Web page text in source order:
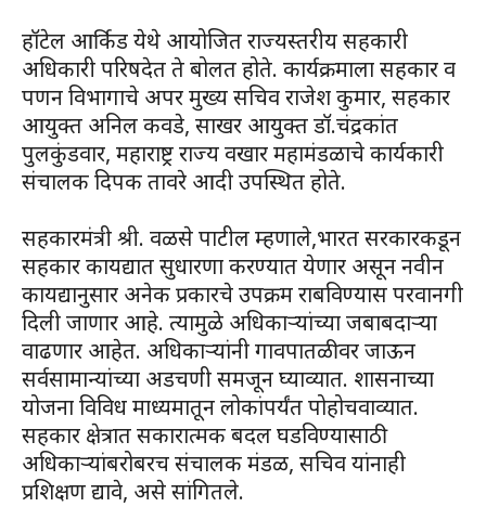
हॉटेल आर्किड येथे आयोजित राज्यस्तरीय सहकारी
अधिकारी परिषदेत ते बोलत होते. कार्यक्रमाला सहकार व
पणन विभागाचे अपर मुख्य सचिव राजेश कुमार, सहकार
आयुक्त अनिल कवडे, साखर आयुक्त डॉ.चंद्रकांत
पुलकुंडवार, महाराष्ट्र राज्य वखार महामंडळाचे कार्यकारी
संचालक दिपक तावरे आदी उपस्थित होते.
सहकारमंत्री श्री. वळसे पाटील म्हणाले,भारत सरकारकडून
सहकार कायद्यात सुधारणा करण्यात येणार असून नवीन
कायद्यानुसार अनेक प्रकारचे उपक्रम राबविण्यास परवानगी
दिली जाणार आहे. त्यामुळे अधिकाऱ्यांच्या जबाबदाऱ्या
वाढणार आहेत. अधिकाऱ्यांनी गावपातळीवर जाऊन
सर्वसामान्यांच्या अडचणी समजून घ्याव्यात. शासनाच्या
योजना विविध माध्यमातून लोकांपर्यंत पोहोचवाव्यात.
सहकार क्षेत्रात सकारात्मक बदल घडविण्यासाठी
अधिकाऱ्यांबरोबरच संचालक मंडळ, सचिव यांनाही
प्रशिक्षण द्यावे, असे सांगितले.